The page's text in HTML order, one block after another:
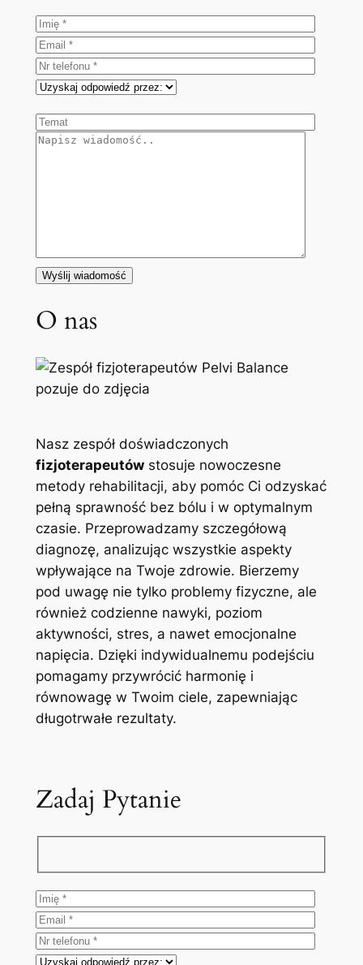
O nas
Nasz zespół doświadczonych
fizjoterapeutówstosuje nowoczesne
metody rehabilitacji, aby pomóc Ci odzyskać
pełną sprawność bez bólu i w optymalnym
czasie. Przeprowadzamy szczegółową
diagnozę, analizując wszystkie aspekty
wpływające na Twoje zdrowie. Bierzemy
pod uwagę nie tylko problemy fizyczne, ale
również codzienne nawyki, poziom
aktywności, stres, a nawet emocjonalne
napięcia. Dzięki indywidualnemu podejściu
pomagamy przywrócić harmonię i
równowagę w Twoim ciele, zapewniając
długotrwałe rezultaty.
Zadaj Pytanie